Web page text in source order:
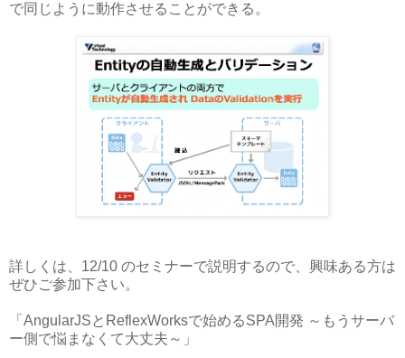
で同じように動作させることができる。
詳しくは、12/10 のセミナーで説明するので、興味ある方は
ぜひご参加下さい。
「AngularJSとReflexWorksで始めるSPA開発 ～もうサーバ
ー側で悩まなくて大丈夫～」